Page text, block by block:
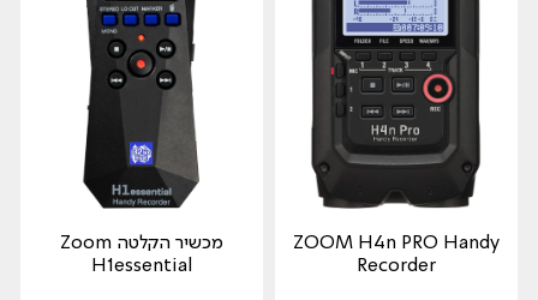
ZOOM H4n PRO Handy
Recorder
מכשיר הקלטה Zoom
H1essential